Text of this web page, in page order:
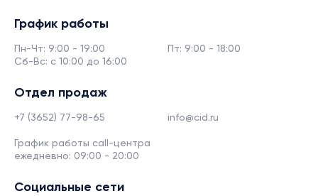
График работы
Пн-Чт: 9:00 - 19:00
Пт: 9:00 - 18:00
Сб-Вс: с 10:00 до 16:00
Отдел продаж
+7 (3652) 77-98-65 info@cid.ru
График работы call-центра
ежедневно: 09:00 - 20:00
Социальные сети